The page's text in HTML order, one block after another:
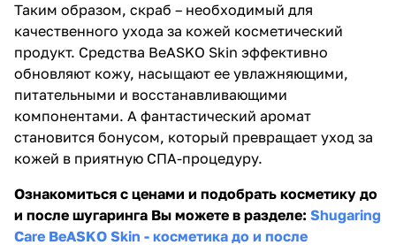
Таким образом, скраб – необходимый для
качественного ухода за кожей косметический
продукт. Средства BeASKO Skin эффективно
обновляют кожу, насыщают ее увлажняющими,
питательными и восстанавливающими
компонентами. А фантастический аромат
становится бонусом, который превращает уход за
кожей в приятную СПА-процедуру.
Ознакомиться с ценами и подобрать косметику до
и после шугаринга Вы можете в разделе: Shugaring
Care BeASKO Skin - косметика до и после